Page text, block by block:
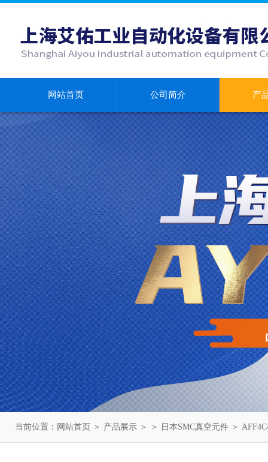
网站首页 公司简介 产
当前位置： 网站首页 ＞ 产品展示 ＞ ＞ 日本SMC真空元件 ＞